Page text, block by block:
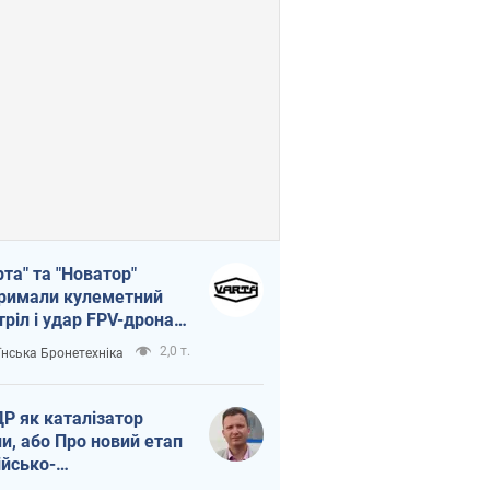
та "Новатор"
кулеметний
і удар FPV-дрона,
життя
ЗСУ
Бронетехніка 2,0 т.
як каталізатор
або Про новий етап